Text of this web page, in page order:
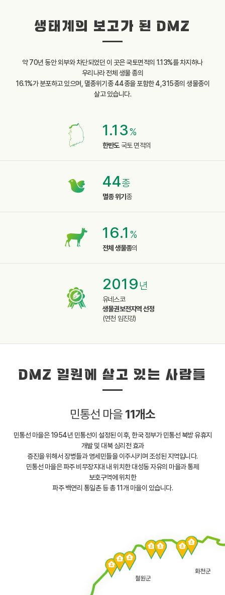
생태계의 보고가 된 DMZ
약 70년 동안 외부와 차단되었던 이 곳은 국토면적의 1.13%를 차지하나
우리나라 전체 생물 종의
16.1%가 분포하고 있으며, 멸종위기종 44종을 포함한 4,315종의 생물종이
살고 있습니다.
1.13%
한반도국토 면적의
44종
멸종 위기 종
16.1 %
전체 생물종의
2019년
유네스코
생물권보전지역 선정
(연천 임진강)
DMZ 일원에 살고 있는 사람들
민통선 마을 11개소
민통선 마을은 1954년 민통선이 설정된 이후, 한국 정부가 민통선 북방 유휴지
개발 및 대북 심리전 효과
증진을 위해서 장병들과 영세민들을 이주시키며 조성된 지역입니다.
민통선 마을은 파주 비무장지대 내 위치한 대성동 자유의 마을과 통제
보호구역에 위치한
파주 백연리 통일촌 등 총 11개 마을이 있습니다.